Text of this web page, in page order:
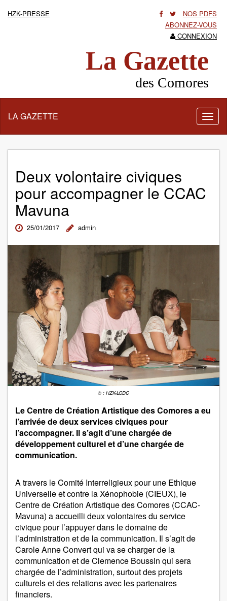
HZK-PRESSE
NOS PDFS
ABONNEZ-VOUS
CONNEXION
La Gazette
des Comores
la
LA GAZETTE
Deux volontaire civiques
pour accompagner le CCAC
Mavuna
25/01/2017 admin
© : HZK-LGDC
Le Centre de Création Artistique des Comores a eu
l’arrivée de deux services civiques pour
l’accompagner. Il s’agit d’une chargée de
développement culturel et d’une chargée de
communication.
A travers le Comité Interreligieux pour une Ethique
Universelle et contre la Xénophobie (CIEUX), le
Centre de Création Artistique des Comores (CCAC-
Mavuna) a accueilli deux volontaires du service
civique pour l’appuyer dans le domaine de
l’administration et de la communication. Il s’agit de
Carole Anne Convert qui va se charger de la
communication et de Clemence Boussin qui sera
chargée de l’administration, surtout des projets
culturels et des relations avec les partenaires
financiers.